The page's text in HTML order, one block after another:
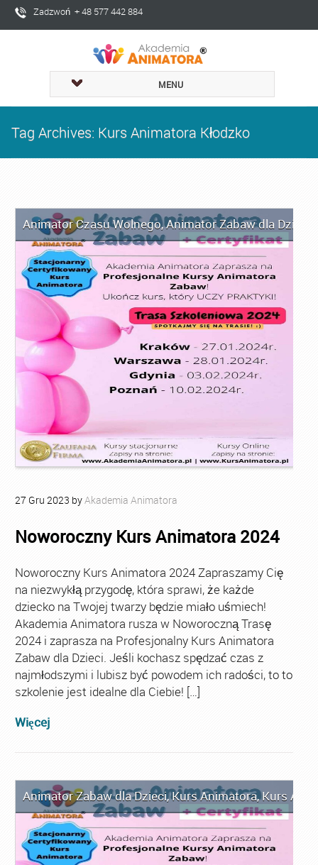
Zadzwoń + 48 577 442 884
MENU
Tag Archives: Kurs Animatora Kłodzko
Animator Czasu Wolnego,Animator Zabaw dla Dzieci
27 Gru 2023 byAkademia Animatora
Noworoczny Kurs Animatora 2024
Noworoczny Kurs Animatora 2024 Zapraszamy Cię
na niezwykłą przygodę, która sprawi, że każde
dziecko na Twojej twarzy będzie miało uśmiech!
Akademia Animatora rusza w Noworoczną Trasę
2024 i zaprasza na Profesjonalny Kurs Animatora
Zabaw dla Dzieci. Jeśli kochasz spędzać czas z
najmłodszymi i lubisz być powodem ich radości, to to
szkolenie jest idealne dla Ciebie! […]
Więcej
Animator Zabaw dla Dzieci,Kurs Animatora,Kurs